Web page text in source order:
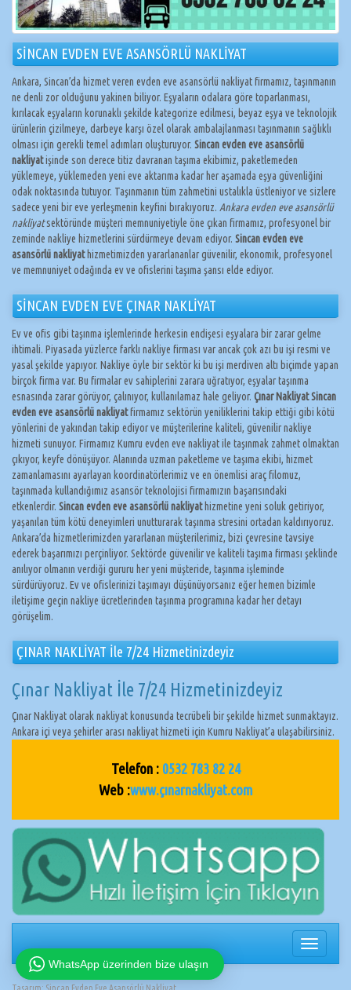
SİNCAN EVDEN EVE ASANSÖRLÜ NAKLİYAT
Ankara, Sincan’da hizmet veren evden eve asansörlü nakliyat firmamız, taşınmanın
ne denli zor olduğunu yakinen biliyor. Eşyaların odalara göre toparlanması,
kırılacak eşyaların korunaklı şekilde kategorize edilmesi, beyaz eşya ve teknolojik
ürünlerin çizilmeye, darbeye karşı özel olarak ambalajlanması taşınmanın sağlıklı
olması için gerekli temel adımları oluşturuyor. Sincan evden eve asansörlü
nakliyatişinde son derece titiz davranan taşıma ekibimiz, paketlemeden
yüklemeye, yüklemeden yeni eve aktarıma kadar her aşamada eşya güvenliğini
odak noktasında tutuyor. Taşınmanın tüm zahmetini ustalıkla üstleniyor ve sizlere
sadece yeni bir eve yerleşmenin keyfini bırakıyoruz. Ankara evden eve asansörlü
nakliyatsektöründe müşteri memnuniyetiyle öne çıkan firmamız, profesyonel bir
zeminde nakliye hizmetlerini sürdürmeye devam ediyor. Sincan evden eve
asansörlü nakliyathizmetimizden yararlananlar güvenilir, ekonomik, profesyonel
ve memnuniyet odağında ev ve ofislerini taşıma şansı elde ediyor.
SİNCAN EVDEN EVE ÇINAR NAKLİYAT
Ev ve ofis gibi taşınma işlemlerinde herkesin endişesi eşyalara bir zarar gelme
ihtimali. Piyasada yüzlerce farklı nakliye firması var ancak çok azı bu işi resmi ve
yasal şekilde yapıyor. Nakliye öyle bir sektör ki bu işi merdiven altı biçimde yapan
birçok firma var. Bu firmalar ev sahiplerini zarara uğratıyor, eşyalar taşınma
esnasında zarar görüyor, çalınıyor, kullanılamaz hale geliyor. Çınar Nakliyat Sincan
evden eve asansörlü nakliyatfirmamız sektörün yeniliklerini takip ettiği gibi kötü
yönlerini de yakından takip ediyor ve müşterilerine kaliteli, güvenilir nakliye
hizmeti sunuyor. Firmamız Kumru evden eve nakliyat ile taşınmak zahmet olmaktan
çıkıyor, keyfe dönüşüyor. Alanında uzman paketleme ve taşıma ekibi, hizmet
zamanlamasını ayarlayan koordinatörlerimiz ve en önemlisi araç filomuz,
taşınmada kullandığımız asansör teknolojisi firmamızın başarısındaki
etkenlerdir. Sincan evden eve asansörlü nakliyathizmetine yeni soluk getiriyor,
yaşanılan tüm kötü deneyimleri unutturarak taşınma stresini ortadan kaldırıyoruz.
Ankara’da hizmetlerimizden yararlanan müşterilerimiz, bizi çevresine tavsiye
ederek başarımızı perçinliyor. Sektörde güvenilir ve kaliteli taşıma firması şeklinde
anılıyor olmanın verdiği gururu her yeni müşteride, taşınma işleminde
sürdürüyoruz. Ev ve ofislerinizi taşımayı düşünüyorsanız eğer hemen bizimle
iletişime geçin nakliye ücretlerinden taşınma programına kadar her detayı
görüşelim.
ÇINAR NAKLİYAT İle 7/24 Hizmetinizdeyiz
Çınar Nakliyat İle 7/24 Hizmetinizdeyiz
Çınar Nakliyat olarak nakliyat konusunda tecrübeli bir şekilde hizmet sunmaktayız.
Ankara içi veya şehirler arası nakliyat hizmeti için Kumru Nakliyat’a ulaşabilirsiniz.
Telefon : 0532 783 82 24
Web :www.çınarnakliyat.com
değiştir
WhatsApp üzerinden bize ulaşın